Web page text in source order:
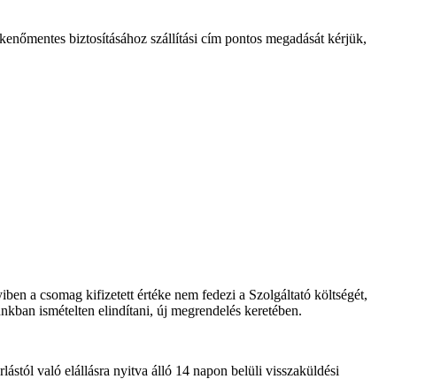
biztosításához szállítási cím pontos megadását kérjük,
a csomag kifizetett értéke nem fedezi a Szolgáltató költségét,
ismételten elindítani, új megrendelés keretében.
való elállásra nyitva álló 14 napon belüli visszaküldési